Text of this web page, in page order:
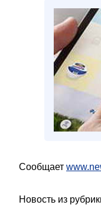
Сообщает
Новость из